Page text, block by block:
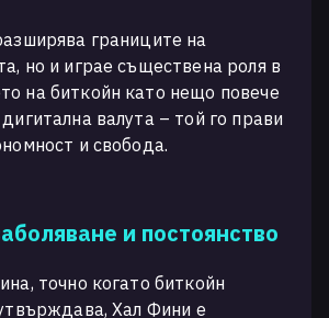
границите на
но и играе съществена роля в
на биткойн като нещо повече
валута – той го прави
и свобода.
и постоянство
точно когато биткойн
Хал Фини е